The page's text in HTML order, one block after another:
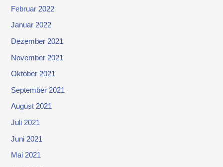
Februar 2022
Januar 2022
Dezember 2021
November 2021
Oktober 2021
September 2021
August 2021
Juli 2021
Juni 2021
Mai 2021